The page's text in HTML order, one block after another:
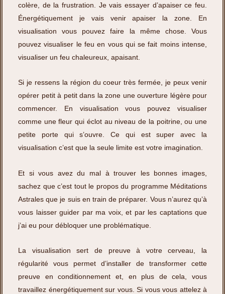
colère, de la frustration. Je vais essayer d’apaiser ce feu.
Énergétiquement je vais venir apaiser la zone. En
visualisation vous pouvez faire la même chose. Vous
pouvez visualiser le feu en vous qui se fait moins intense,
visualiser un feu chaleureux, apaisant.
Si je ressens la région du coeur très fermée, je peux venir
opérer petit à petit dans la zone une ouverture légère pour
commencer. En visualisation vous pouvez visualiser
comme une fleur qui éclot au niveau de la poitrine, ou une
petite porte qui s’ouvre. Ce qui est super avec la
visualisation c’est que la seule limite est votre imagination.
Et si vous avez du mal à trouver les bonnes images,
sachez que c’est tout le propos du programme Méditations
Astrales que je suis en train de préparer. Vous n’aurez qu’à
vous laisser guider par ma voix, et par les captations que
j’ai eu pour débloquer une problématique.
La visualisation sert de preuve à votre cerveau, la
régularité vous permet d’installer de transformer cette
preuve en conditionnement et, en plus de cela, vous
travaillez énergétiquement sur vous. Si vous vous attelez à